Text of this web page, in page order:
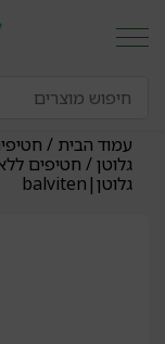
עמוד הבית /
גלוטן/ חטיפים
גלוטן|balviten